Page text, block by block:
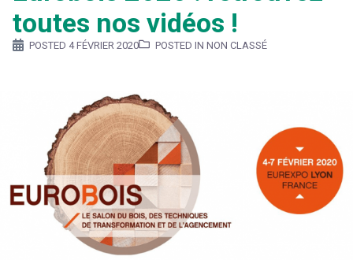
toutes nos vidéos !
POSTED 4 FÉVRIER 2020 POSTED IN NON CLASSÉ